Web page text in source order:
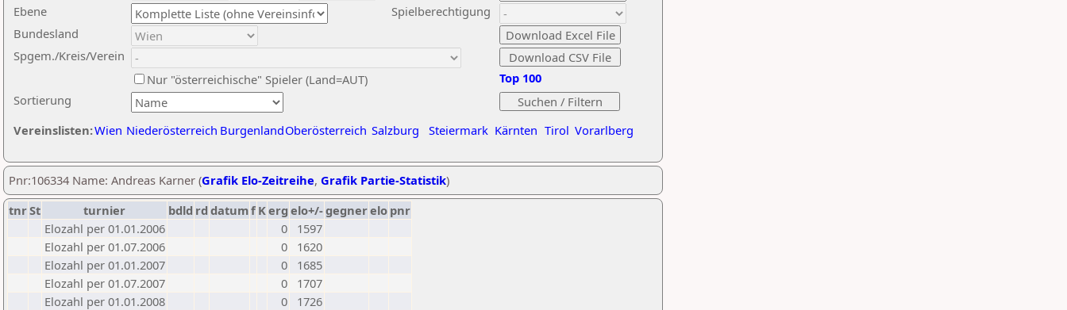
Ebene
Sortierung
Bundesland
Spgem./Kreis/Verein
Nur "österreichische" Spieler (Land=AUT)
Spielberechtigung
Vereinslisten:Wien Niederösterreich BurgenlandOberösterreich Salzburg Steiermark Kärnten Tirol Vorarlberg
Top 100
Pnr:106334 Name: Andreas Karner (Grafik Elo-Zeitreihe, Grafik Partie-Statistik)
tnrSt turnier bdld rd datumf Kerg elo+/-gegnerelo pnr
Elozahl per 01.01.2006
0
1597
Elozahl per 01.07.2006
0
1620
Elozahl per 01.01.2007
0
1685
Elozahl per 01.07.2007
0
1707
Elozahl per 01.01.2008
0
1726